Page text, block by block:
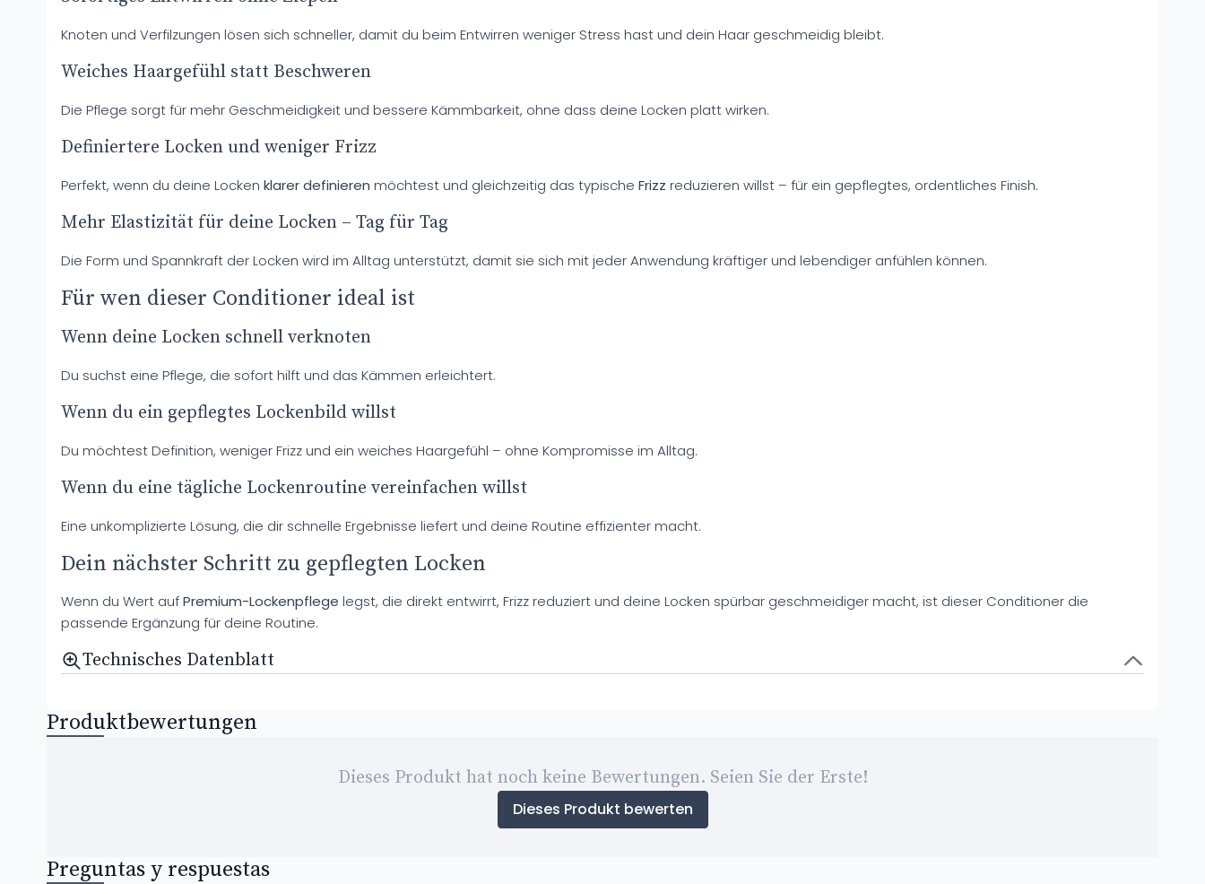
Knoten und Verfilzungen lösen sich schneller, damit du beim Entwirren weniger Stress hast und dein Haar geschmeidig bleibt.
Weiches Haargefühl statt Beschweren
Die Pflege sorgt für mehr Geschmeidigkeit und bessere Kämmbarkeit, ohne dass deine Locken platt wirken.
Definiertere Locken und weniger Frizz
Perfekt, wenn du deine Locken klarer definieren möchtest und gleichzeitig das typische Frizz reduzieren willst – für ein gepflegtes, ordentliches Finish.
Mehr Elastizität für deine Locken – Tag für Tag
Die Form und Spannkraft der Locken wird im Alltag unterstützt, damit sie sich mit jeder Anwendung kräftiger und lebendiger anfühlen können.
Für wen dieser Conditioner ideal ist
Wenn deine Locken schnell verknoten
Du suchst eine Pflege, die sofort hilft und das Kämmen erleichtert.
Wenn du ein gepflegtes Lockenbild willst
Du möchtest Definition, weniger Frizz und ein weiches Haargefühl – ohne Kompromisse im Alltag.
Wenn du eine tägliche Lockenroutine vereinfachen willst
Eine unkomplizierte Lösung, die dir schnelle Ergebnisse liefert und deine Routine effizienter macht.
Dein nächster Schritt zu gepflegten Locken
Wenn du Wert aufPremium-Lockenpflege legst, die direkt entwirrt, Frizz reduziert und deine Locken spürbar geschmeidiger macht, ist dieser Conditioner die
passende Ergänzung für deine Routine.
Technisches Datenblatt
Produktbewertungen
Dieses Produkt hat noch keine Bewertungen. Seien Sie der Erste!
Dieses Produkt bewerten
Preguntas y respuestas